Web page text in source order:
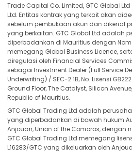
EURUSD in points
EURZAR in points
GBPAUD in points
GBPCAD in points
GBPCHF in points
GBPUSD in points
Trade Capital Co. Limited, GTC Global
Ltd. Entitas kontrak yang terkait akan
sebelum pembukaan akun dan dikenal
yang berkaitan. GTC Global Ltd adalah
diperbadankan di Mauritius dengan
memegang Global Business Licence,
diregulasi oleh Financial Services
sebagai Investment Dealer (Full Service
Underwriting) / SEC-2.1B, No. Lisensi
Ground Floor, The Catalyst, Silicon
Republic of Mauritius.
GTC Global Trading Ltd adalah
yang diperbadankan di bawah hukum
Anjouan, Union of the Comoros, dengan
GTC Global Trading Ltd memegang
L16283/GTC yang dikeluarkan oleh